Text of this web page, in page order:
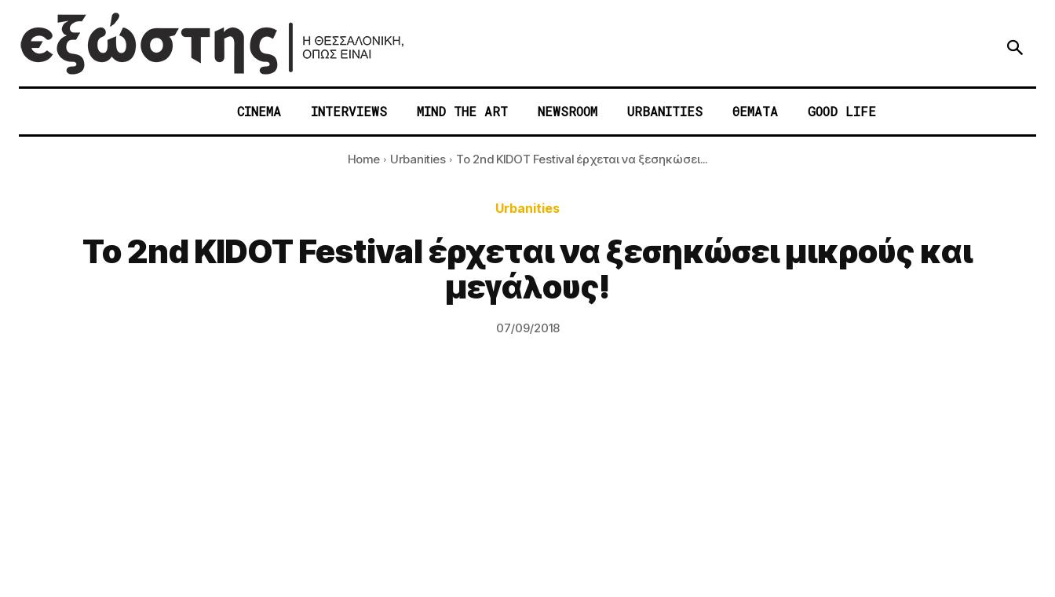
CINEMA INTERVIEWS MIND THE ART NEWSROOM URBANITIES ΘΕΜΑΤΑ GOOD LIFE
Home Urbanities Το 2nd KIDOT Festival έρχεται να ξεσηκώσει...
Urbanities
Το 2nd KIDOT Festival έρχεται να ξεσηκώσει μικρούς και
μεγάλους!
07/09/2018